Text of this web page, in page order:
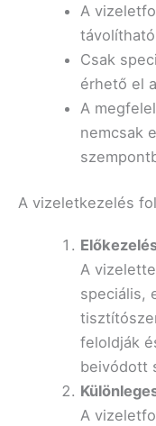
A
Csak
érhető el
A
nemcsak
A vizeletkezelés
A
speciális,
feloldják
beivódott
A